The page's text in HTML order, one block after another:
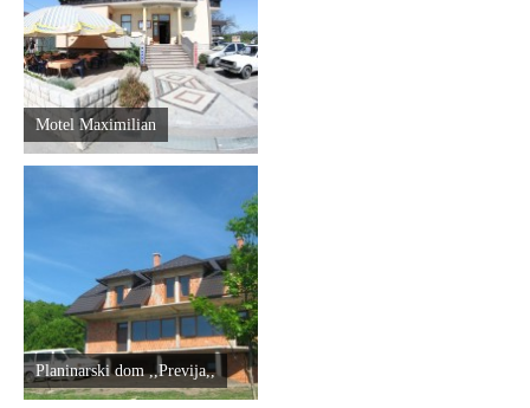
Motel Maximilian
Planinarski dom ,,Previja,,